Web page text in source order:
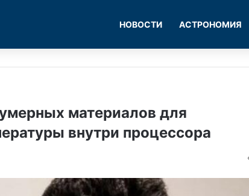
НОВОСТИ АСТРОНОМИЯ
материалов для
внутри процессора